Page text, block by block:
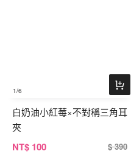
1/6
白奶油小紅莓×不對稱三角耳
夾
NT$ 100 $ 390